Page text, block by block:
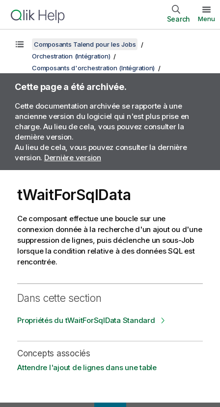
Search Menu
Composants Talend pour les Jobs
Orchestration (Intégration)
Composants d'orchestration (Intégration)
Cette page a été archivée.
Cette documentation archivée se rapporte à une
ancienne version du logiciel qui n'est plus prise en
charge. Au lieu de cela, vous pouvez consulter la
dernière version.
Au lieu de cela, vous pouvez consulter la dernière
version. Dernière version
tWaitForSqlData
Ce composant effectue une boucle sur une
connexion donnée à la recherche d'un ajout ou d'une
suppression de lignes, puis déclenche un sous-Job
lorsque la condition relative à des données SQL est
rencontrée.
Dans cette section
Propriétés du tWaitForSqlData Standard
Concepts associés
Attendre l'ajout de lignes dans une table